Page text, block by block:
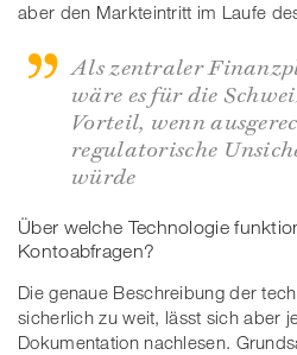
aber den Markteintritt im Laufe
Als zentraler
wäre es für die
Vorteil, wenn
regulatorische
würde
Über welche Technologie
Kontoabfragen?
Die genaue Beschreibung der
sicherlich zu weit, lässt sich aber
Dokumentation nachlesen.